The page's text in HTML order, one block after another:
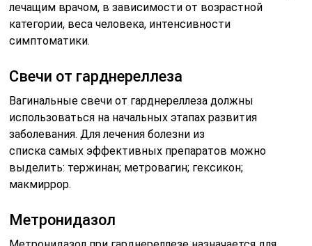
лечащим врачом, в зависимости от возрастной
категории, веса человека, интенсивности
симптоматики.
Свечи от гарднереллеза
Вагинальные свечи от гарднереллеза должны
использоваться на начальных этапах развития
заболевания. Для лечения болезни из
спискасамых эффективных препаратов можно
выделить: тержинан; метровагин; гексикон;
макмиррор.
Метронидазол